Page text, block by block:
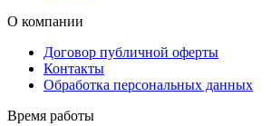
О компании
Договор публичной оферты
Контакты
Обработка персональных данных
Время работы